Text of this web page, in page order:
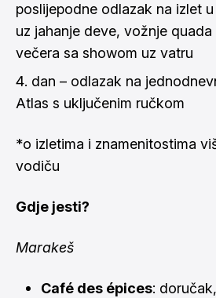
poslijepodne odlazak na izlet
uz jahanje deve, vožnje
večera sa showom uz vatru
dan – odlazak na
Atlas s uključenim ručkom
*o izletima i znamenitostima
vodiču
Gdje jesti?
Marakeš
Café des épices: